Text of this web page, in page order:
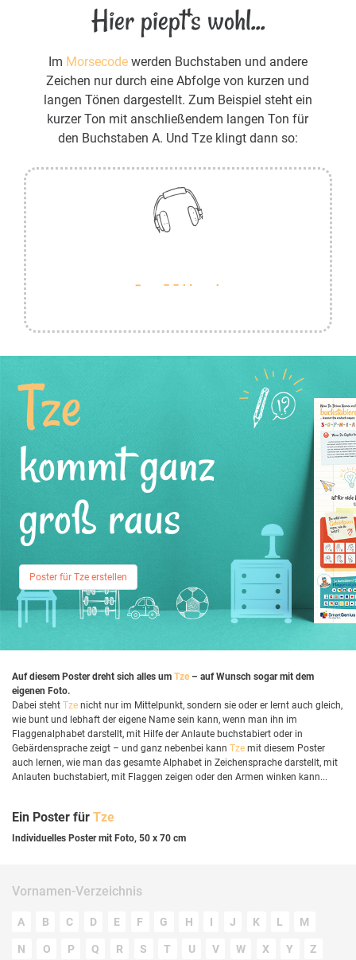
Hier piept's wohl...
Im Morsecodewerden Buchstaben und andere
Zeichen nur durch eine Abfolge von kurzen und
langen Tönen dargestellt. Zum Beispiel steht ein
kurzer Ton mit anschließendem langen Ton für
den Buchstaben A. Und Tze klingt dann so:
Tze
kommt ganz
groß raus
Poster für Tze erstellen
Auf diesem Poster dreht sich alles um Tze – auf Wunsch sogar mit dem
eigenen Foto.
Dabei steht Tze nicht nur im Mittelpunkt, sondern sie oder er lernt auch gleich,
wie bunt und lebhaft der eigene Name sein kann, wenn man ihn im
Flaggenalphabet darstellt, mit Hilfe der Anlaute buchstabiert oder in
Gebärdensprache zeigt – und ganz nebenbei kann Tze mit diesem Poster
auch lernen, wie man das gesamte Alphabet in Zeichensprache darstellt, mit
Anlauten buchstabiert, mit Flaggen zeigen oder den Armen winken kann...
Ein Poster für Tze
Individuelles Poster mit Foto, 50 x 70 cm
Vornamen-Verzeichnis
A B C D E F G H I J K L M
N O P Q R S T U V W X Y Z